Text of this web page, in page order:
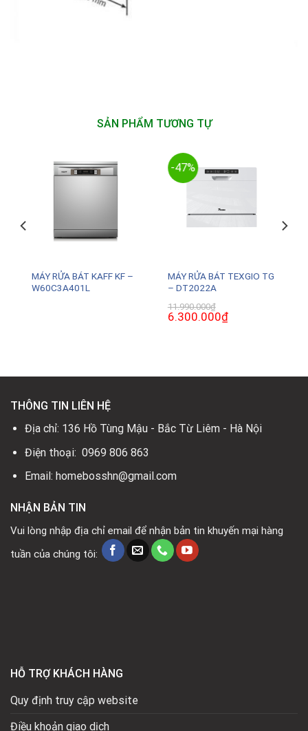
SẢN PHẨM TƯƠNG TỰ
MÁY RỬA BÁT KAFF KF –
W60C3A401L
-47%
MÁY RỬA BÁT TEXGIO TG
– DT2022A
11.990.000₫
Giá
gốc
6.300.000₫Giá
hiện
THÔNG TIN LIÊN HỆ
Địa chỉ: 136 Hồ Tùng Mậu - Bắc Từ Liêm - Hà Nội
Điện thoại: 0969 806 863
Email: homebosshn@gmail.com
NHẬN BẢN TIN
Vui lòng nhập địa chỉ email để nhận bản tin khuyến mại hàng
tuần của chúng tôi:
HỖ TRỢ KHÁCH HÀNG
Quy định truy cập website
Điều khoản giao dịch